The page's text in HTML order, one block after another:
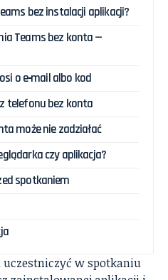
bez instalacji aplikacji?
Teams bez konta —
o e‑mail albo kod
telefonu bez konta
może nie zadziałać
czy aplikacja?
spotkaniem
w spotkaniu